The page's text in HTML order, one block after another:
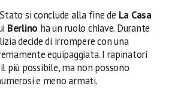
si conclude alla fine de La Casa
Berlino ha un ruolo chiave. Durante
decide di irrompere con una
equipaggiata. I rapinatori
più possibile, ma non possono
e meno armati.